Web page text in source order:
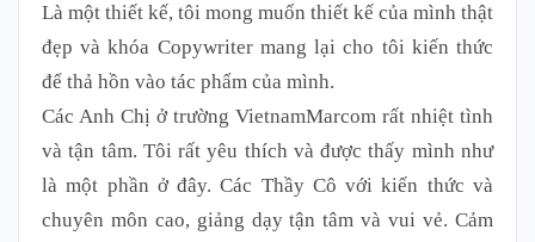
Là một thiết kế, tôi mong muốn thiết kế của mình thật
đẹp và khóa Copywriter mang lại cho tôi kiến thức
để thả hồn vào tác phẩm của mình.
Các Anh Chị ở trường VietnamMarcom rất nhiệt tình
và tận tâm. Tôi rất yêu thích và được thấy mình như
là một phần ở đây. Các Thầy Cô với kiến thức và
chuyên môn cao, giảng dạy tận tâm và vui vẻ. Cảm